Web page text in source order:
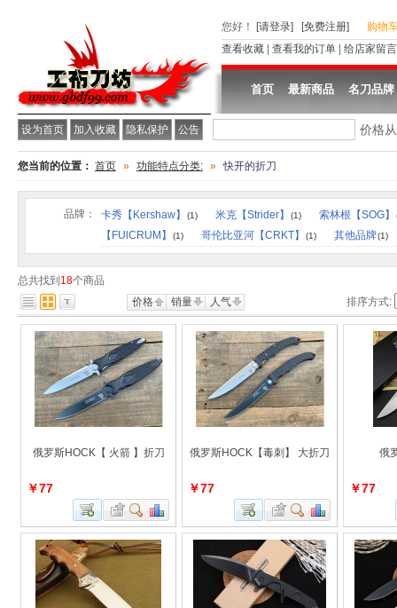
设为首页 加入收藏 隐私保护 公告
您好 ！ [请登录] [免费注册]
购物
查看收藏
查看我的订单 给店家留言
首页 最新商品 名刀品牌
价格
您当前的位置： 首页 » 功能特点分类: » 快开的折刀
品牌： 卡秀【Kershaw】 (1) 米克【Strider】 (1) 索林根【SOG】
【FUlCRUM】 (1) 哥伦比亚河【CRKT】 (1) 其他品牌(1)
总共找到 18个商品
价格
销量 人气 排序方式:
俄罗斯HOCK【 火箭 】折刀
￥77
俄罗斯HOCK【毒刺】 大折刀
￥77
俄
￥77